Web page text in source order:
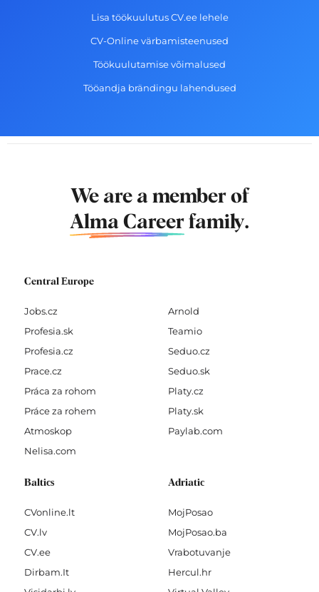
Lisa töökuulutus CV.ee lehele
CV-Online värbamisteenused
Töökuulutamise võimalused
Tööandja brändingu lahendused
We are a member of
Alma Career family.
Central Europe
Jobs.cz
Profesia.sk
Profesia.cz
Prace.cz
Práca za rohom
Práce za rohem
Atmoskop
Nelisa.com
Arnold
Teamio
Seduo.cz
Seduo.sk
Platy.cz
Platy.sk
Paylab.com
Baltics
CVonline.lt
CV.lv
CV.ee
Dirbam.It
Adriatic
MojPosao
MojPosao.ba
Vrabotuvanje
Hercul.hr